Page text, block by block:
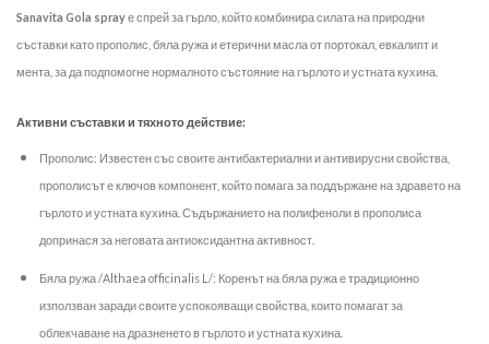
Sanavita Gola sprayе спрей за гърло, който комбинира силата на природни
съставки като прополис, бяла ружа и етерични масла от портокал, евкалипт и
мента, за да подпомогне нормалното състояние на гърлото и устната кухина.
Активни съставки и тяхното действие:
Прополис: Известен със своите антибактериални и антивирусни свойства,
прополисът е ключов компонент, който помага за поддържане на здравето на
гърлото и устната кухина. Съдържанието на полифеноли в прополиса
допринася за неговата антиоксидантна активност.
Бяла ружа /Althaea officinalis L/: Коренът на бяла ружа е традиционно
използван заради своите успокояващи свойства, които помагат за
облекчаване на дразненето в гърлото и устната кухина.